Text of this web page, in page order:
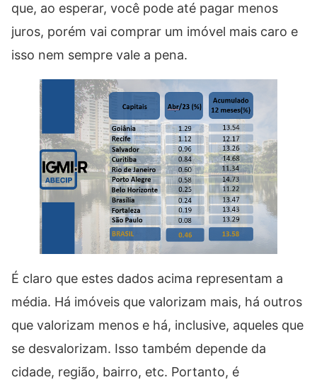
que, ao esperar, você pode até pagar menos
juros, porém vai comprar um imóvel mais caro e
isso nem sempre vale a pena.
É claro que estes dados acima representam a
média. Há imóveis que valorizam mais, há outros
que valorizam menos e há, inclusive, aqueles que
se desvalorizam. Isso também depende da
cidade, região, bairro, etc. Portanto, é